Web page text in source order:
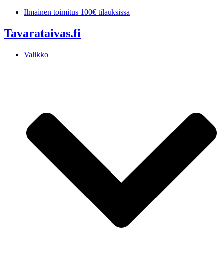
Mene
Ilmainen toimitus 100€ tilauksissa
Tavarataivas.fi
Valikko